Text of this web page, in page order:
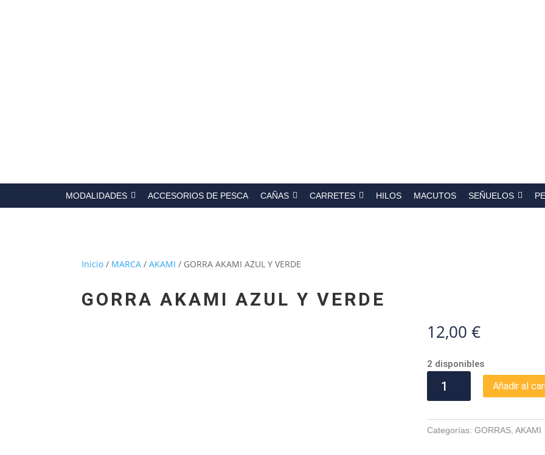
MODALIDADES ACCESORIOS DE PESCA CAÑAS CARRETES HILOS MACUTOS SEÑUELOS
Inicio / MARCA /AKAMI / GORRA AKAMI AZUL Y VERDE
GORRA AKAMI AZUL Y VERDE
12,00 €
2 disponibles
AKAMI
Y
VERDE
Añadir al
Categorías: GORRAS, AKAMI